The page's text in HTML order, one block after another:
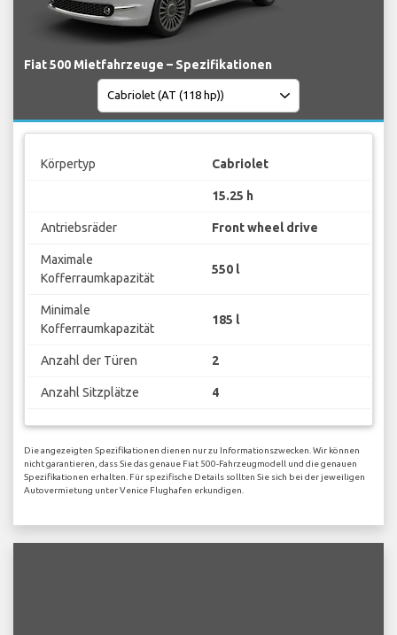
Fiat 500 Mietfahrzeuge – Spezifikationen
Körpertyp Cabriolet
15.25 h
Antriebsräder Front wheel drive
Maximale
Kofferraumkapazität
550 l
Minimale
Kofferraumkapazität
185 l
Anzahl der Türen 2
Anzahl Sitzplätze 4
Die angezeigten Spezifikationen dienen nur zu Informationszwecken. Wir können
nicht garantieren, dass Sie das genaue Fiat 500-Fahrzeugmodell und die genauen
Spezifikationen erhalten. Für spezifische Details sollten Sie sich bei der jeweiligen
Autovermietung unter Venice Flughafen erkundigen.